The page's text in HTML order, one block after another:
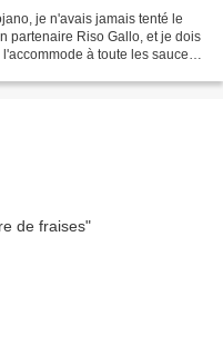
je n'avais jamais tenté le
partenaire Riso Gallo, et je dois
à toute les sauces,